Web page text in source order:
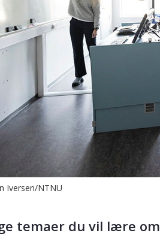
Iversen/NTNU
temaer du vil lære om